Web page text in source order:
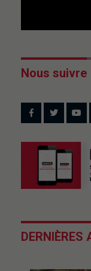
Nous suivre
DERNIÈRES